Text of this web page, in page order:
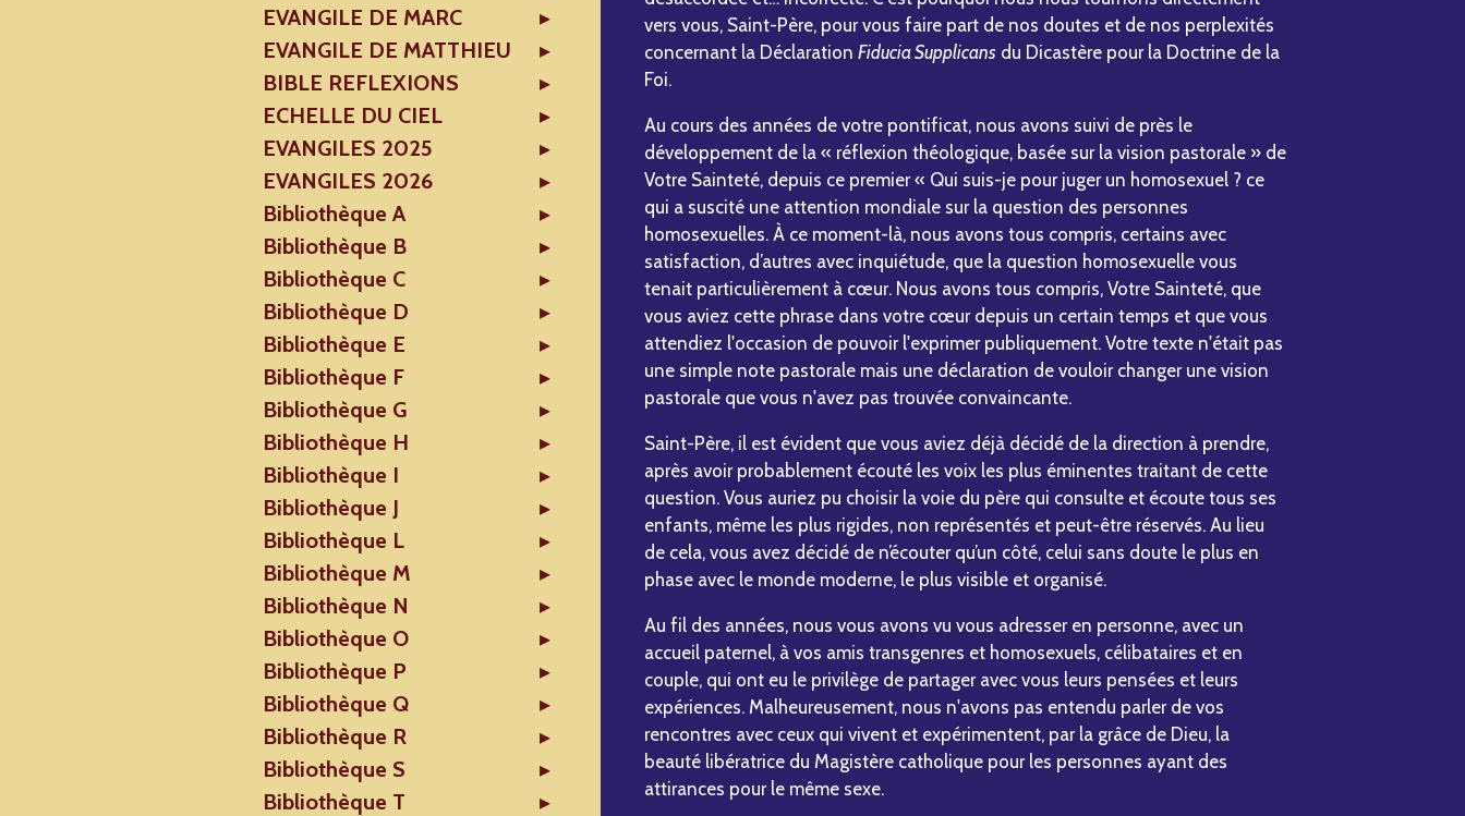
vers vous, Saint-Père, pour vous faire part de nos doutes et de nos perplexités
concernant la DéclarationFiducia Supplicans du Dicastère pour la Doctrine de la
Foi.
Au cours des années de votre pontificat, nous avons suivi de près le
développement de la « réflexion théologique, basée sur la vision pastorale » de
Votre Sainteté, depuis ce premier « Qui suis-je pour juger un homosexuel ? ce
qui a suscité une attention mondiale sur la question des personnes
homosexuelles. À ce moment-là, nous avons tous compris, certains avec
satisfaction, d’autres avec inquiétude, que la question homosexuelle vous
tenait particulièrement à cœur. Nous avons tous compris, Votre Sainteté, que
vous aviez cette phrase dans votre cœur depuis un certain temps et que vous
attendiez l'occasion de pouvoir l'exprimer publiquement. Votre texte n'était pas
une simple note pastorale mais une déclaration de vouloir changer une vision
pastorale que vous n'avez pas trouvée convaincante.
Saint-Père, il est évident que vous aviez déjà décidé de la direction à prendre,
après avoir probablement écouté les voix les plus éminentes traitant de cette
question. Vous auriez pu choisir la voie du père qui consulte et écoute tous ses
enfants, même les plus rigides, non représentés et peut-être réservés. Au lieu
de cela, vous avez décidé de n’écouter qu’un côté, celui sans doute le plus en
phase avec le monde moderne, le plus visible et organisé.
Au fil des années, nous vous avons vu vous adresser en personne, avec un
accueil paternel, à vos amis transgenres et homosexuels, célibataires et en
couple, qui ont eu le privilège de partager avec vous leurs pensées et leurs
expériences. Malheureusement, nous n'avons pas entendu parler de vos
rencontres avec ceux qui vivent et expérimentent, par la grâce de Dieu, la
beauté libératrice du Magistère catholique pour les personnes ayant des
attirances pour le même sexe.
EVANGILE DE MARC
EVANGILE DE MATTHIEU
BIBLE REFLEXIONS
ECHELLE DU CIEL
EVANGILES 2025
EVANGILES 2026
Bibliothèque A
Bibliothèque B
Bibliothèque C
Bibliothèque D
Bibliothèque E
Bibliothèque F
Bibliothèque G
Bibliothèque H
Bibliothèque I
Bibliothèque J
Bibliothèque L
Bibliothèque M
Bibliothèque N
Bibliothèque O
Bibliothèque P
Bibliothèque Q
Bibliothèque R
Bibliothèque S
Bibliothèque T